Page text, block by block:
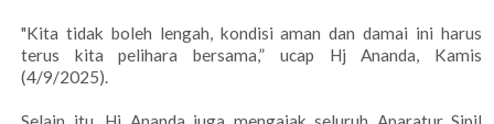
"Kita tidak boleh lengah, kondisi aman dan damai ini harus
terus kita pelihara bersama,” ucap Hj Ananda, Kamis
(4/9/2025).